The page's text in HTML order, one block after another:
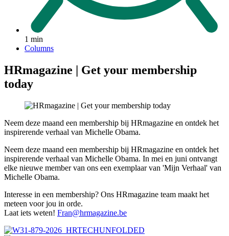
1 min
Columns
HRmagazine | Get your membership
today
Neem deze maand een membership bij HRmagazine en ontdek het
inspirerende verhaal van Michelle Obama.
Neem deze maand een membership bij HRmagazine en ontdek het
inspirerende verhaal van Michelle Obama. In mei en juni ontvangt
elke nieuwe member van ons een exemplaar van 'Mijn Verhaal' van
Michelle Obama.
Interesse in een membership? Ons HRmagazine team maakt het
meteen voor jou in orde.
Laat iets weten! Fran@hrmagazine.be